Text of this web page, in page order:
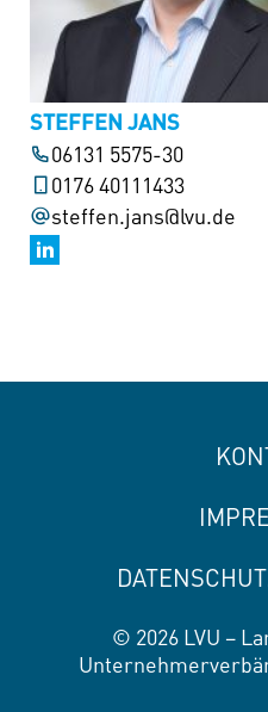
STEFFEN JANS
06131 5575-30
0176 40111433
steffen.jans@lvu.de
© 2026 LVU –